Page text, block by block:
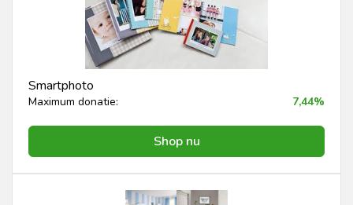
Smartphoto
Maximum donatie: 7,44%
Shop nu